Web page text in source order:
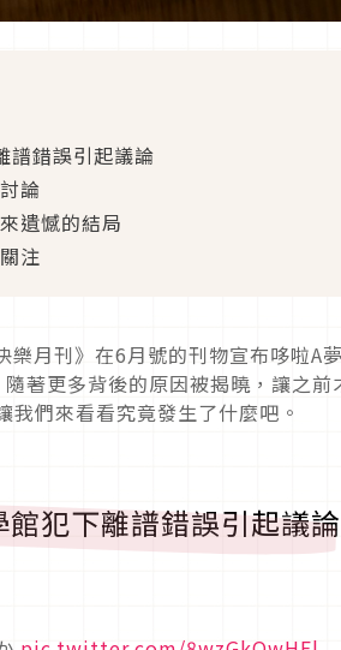
譜錯誤引起議論
論
遺憾的結局
注
月刊》在6月號的刊物宣布哆啦A
著更多背後的原因被揭曉，讓之前
們來看看究竟發生了什麼吧。
犯下離譜錯誤引起議論